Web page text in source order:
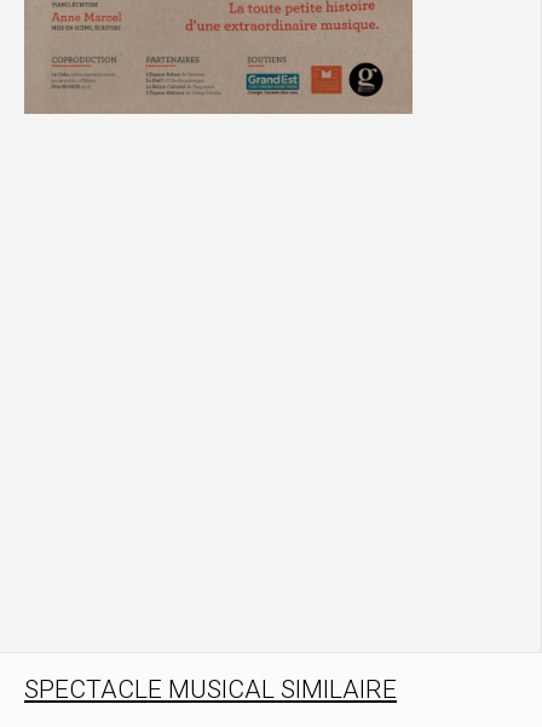
SPECTACLE MUSICAL SIMILAIRE